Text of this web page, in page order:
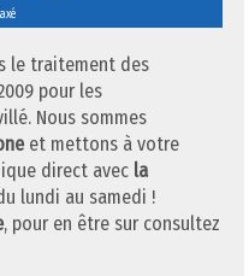
le traitement des
pour les
Nous sommes
et mettons à votre
direct avec la
lundi au samedi !
, pour en être sur consultez